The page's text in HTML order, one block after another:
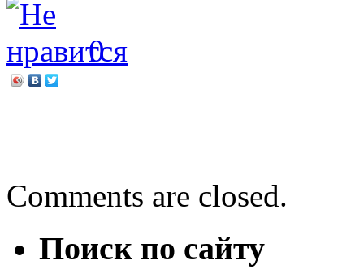
0
Comments are closed.
Поиск по сайту